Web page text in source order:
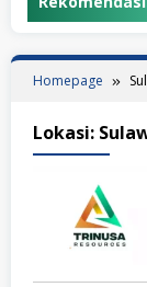
Homepage
Lokasi: